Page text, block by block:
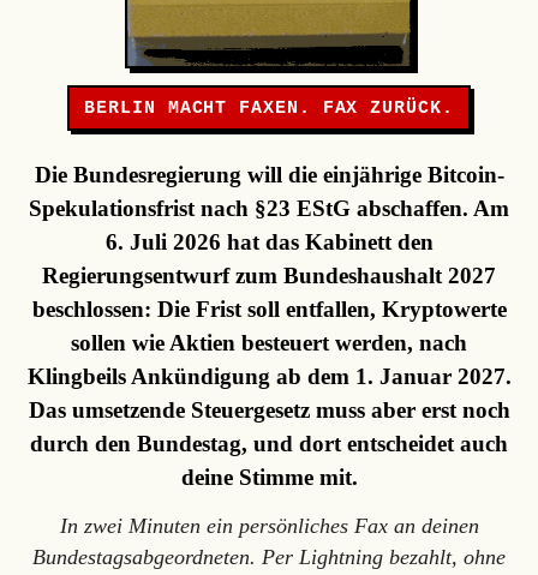
BERLIN MACHT FAXEN. FAX ZURÜCK.
Die Bundesregierung will die einjährige Bitcoin-
Spekulationsfrist nach §23 EStG abschaffen. Am
6. Juli 2026 hat das Kabinett den
Regierungsentwurf zum Bundeshaushalt 2027
beschlossen: Die Frist soll entfallen, Kryptowerte
sollen wie Aktien besteuert werden, nach
Klingbeils Ankündigung ab dem 1. Januar 2027.
Das umsetzende Steuergesetz muss aber erst noch
durch den Bundestag, und dort entscheidet auch
deine Stimme mit.
In zwei Minuten ein persönliches Fax an deinen
Bundestagsabgeordneten. Per Lightning bezahlt, ohne